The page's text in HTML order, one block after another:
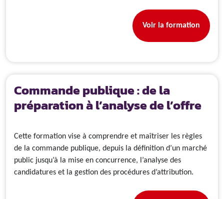
Voir la formation
Commande publique : de la
préparation à l’analyse de l’offre
Cette formation vise à comprendre et maîtriser les règles
de la commande publique, depuis la définition d’un marché
public jusqu’à la mise en concurrence, l’analyse des
candidatures et la gestion des procédures d’attribution.